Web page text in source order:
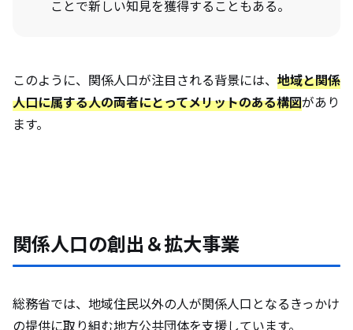
ことで新しい知見を獲得することもある。
このように、関係人口が注目される背景には、 地域と関係
人口に属する人の両者にとってメリットのある構図があり
ます。
関係人口の創出＆拡大事業
総務省では、地域住民以外の人が関係人口となるきっかけ
の提供に取り組む地方公共団体を支援しています。